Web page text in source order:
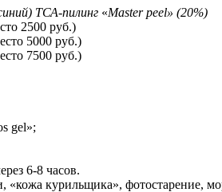
ТСА-пилинг «Master peel» (20%)
2500 руб.)
5000 руб.)
7500 руб.)
gel»;
6-8 часов.
«кожа курильщика», фотостарение,